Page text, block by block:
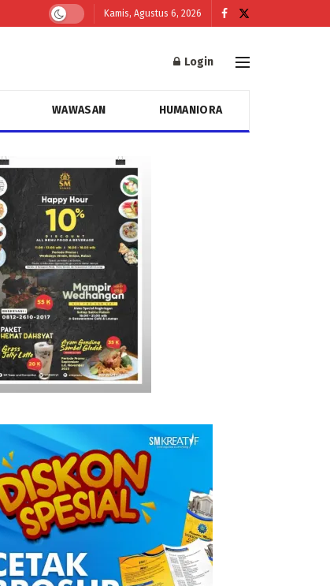
Kamis, Agustus 6, 2026
Login
WAWASAN HUMANIORA